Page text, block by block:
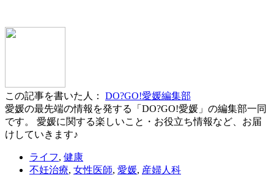
この記事を書いた人：
DO?GO!愛媛編集部
愛媛の最先端の情報を発する「DO?GO!愛媛」の編集部一同
です。 愛媛に関する楽しいこと・お役立ち情報など、お届
けしていきます♪
ライフ, 健康
不妊治療, 女性医師, 愛媛, 産婦人科